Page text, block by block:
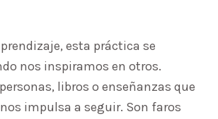
esta práctica se
nos inspiramos en otros.
libros o enseñanzas que
impulsa a seguir. Son faros